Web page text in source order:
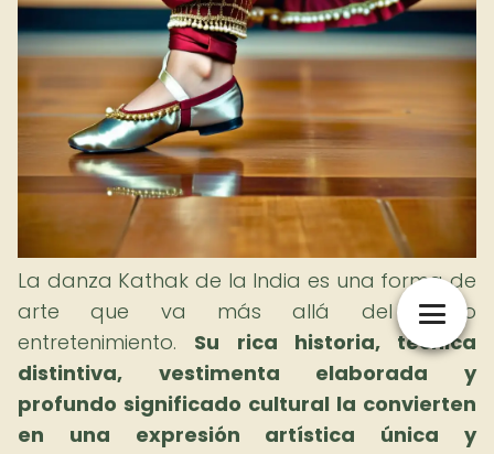
La danza Kathak de la India es una forma de
arte que va más allá del mero
entretenimiento. Su rica historia, técnica
distintiva, vestimenta elaborada y
profundo significado cultural la convierten
en una expresión artística única y